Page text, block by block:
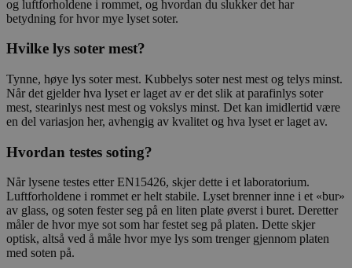
og luftforholdene i rommet, og hvordan du slukker det har
betydning for hvor mye lyset soter.
Hvilke lys soter mest?
Tynne, høye lys soter mest. Kubbelys soter nest mest og telys minst.
Når det gjelder hva lyset er laget av er det slik at parafinlys soter
mest, stearinlys nest mest og vokslys minst. Det kan imidlertid være
en del variasjon her, avhengig av kvalitet og hva lyset er laget av.
Hvordan testes soting?
Når lysene testes etter EN15426, skjer dette i et laboratorium.
Luftforholdene i rommet er helt stabile. Lyset brenner inne i et «bur»
av glass, og soten fester seg på en liten plate øverst i buret. Deretter
måler de hvor mye sot som har festet seg på platen. Dette skjer
optisk, altså ved å måle hvor mye lys som trenger gjennom platen
med soten på.